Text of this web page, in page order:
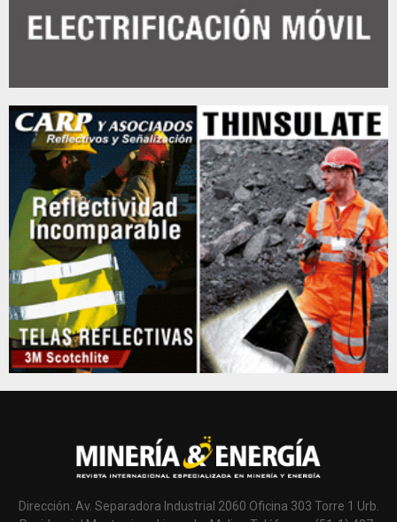
Dirección: Av. Separadora Industrial 2060 Oficina 303 Torre 1 Urb.